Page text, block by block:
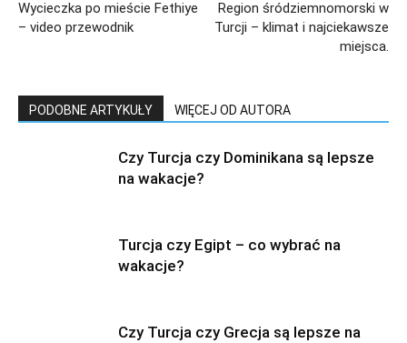
Wycieczka po mieście Fethiye
– video przewodnik
Region śródziemnomorski w
Turcji – klimat i najciekawsze
miejsca.
PODOBNE ARTYKUŁY WIĘCEJ OD AUTORA
Czy Turcja czy Dominikana są lepsze
na wakacje?
Turcja czy Egipt – co wybrać na
wakacje?
Czy Turcja czy Grecja są lepsze na